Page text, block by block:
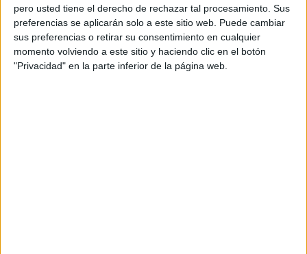
pero usted tiene el derecho de rechazar tal procesamiento. Sus
preferencias se aplicarán solo a este sitio web. Puede cambiar
sus preferencias o retirar su consentimiento en cualquier
momento volviendo a este sitio y haciendo clic en el botón
"Privacidad" en la parte inferior de la página web.
En llibertat el patró detingut per la
mort de l'home que anava amb moto
d’aigua a Empuriabrava